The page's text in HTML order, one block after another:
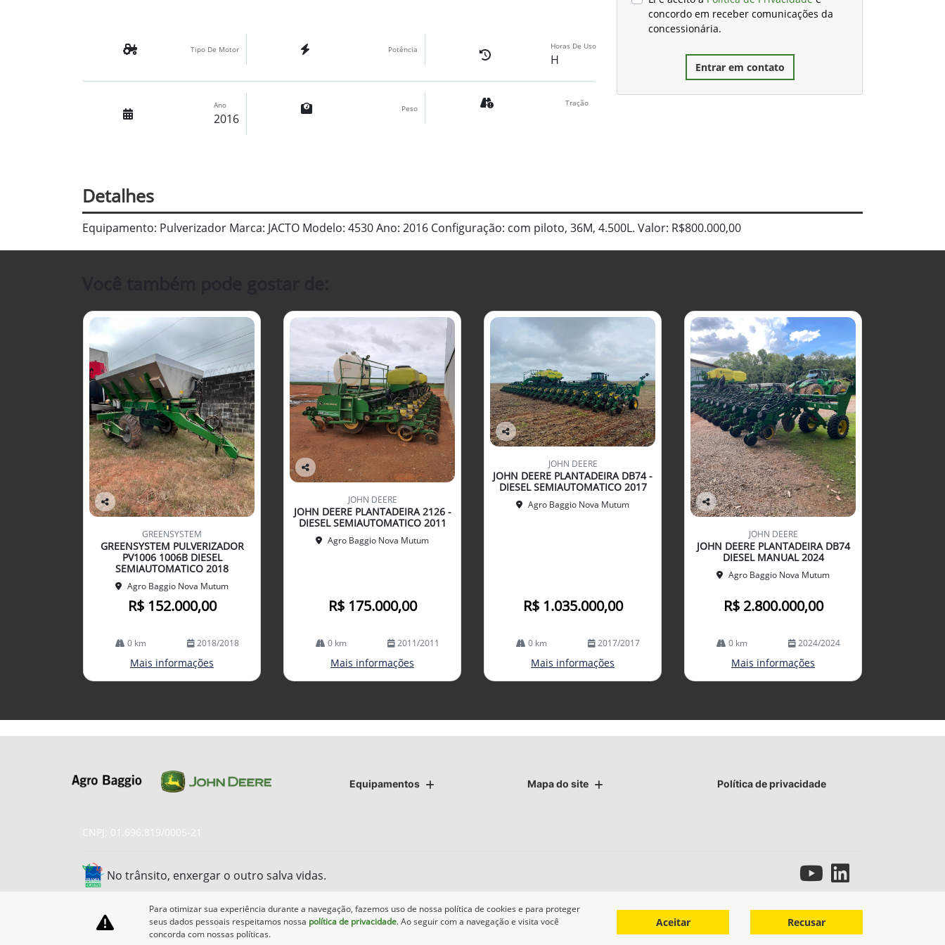
concordo em receber comunicações da
concessionária.
Entrar em contato
Tipo De Motor Potência Horas De Uso
H
Ano
2016
Peso
Tração
Detalhes
Equipamento: Pulverizador Marca: JACTO Modelo: 4530 Ano: 2016 Configuração: com piloto, 36M, 4.500L. Valor: R$800.000,00
Co
arti
lhe
GREENSYSTEM
GREENSYSTEM PULVERIZADOR
PV1006 1006B DIESEL
SEMIAUTOMATICO 2018
Agro Baggio Nova Mutum
R$ 152.000,00
0 km 2018/2018
Mais informações
Co
arti
lhe
JOHN DEERE
JOHN DEERE PLANTADEIRA 2126 -
DIESEL SEMIAUTOMATICO 2011
Agro Baggio Nova Mutum
R$ 175.000,00
0 km 2011/2011
Mais informações
Co
arti
lhe
JOHN DEERE
JOHN DEERE PLANTADEIRA DB74 -
DIESEL SEMIAUTOMATICO 2017
Agro Baggio Nova Mutum
R$ 1.035.000,00
0 km 2017/2017
Mais informações
Co
arti
lhe
JOHN DEERE
JOHN DEERE PLANTADEIRA DB74
DIESEL MANUAL 2024
Agro Baggio Nova Mutum
R$ 2.800.000,00
0 km 2024/2024
Mais informações
Equipamentos Mapa do site Política de privacidade
CNPJ: 01.696.819/0005-21
No trânsito, enxergar o outro salva vidas.
Para otimizar sua experiência durante a navegação, fazemos uso de nossa política de cookies e para proteger
seus dados pessoais respeitamos nossa política de privacidade. Ao seguir com a navegação e visita você
concorda com nossas políticas.
Aceitar Recusar